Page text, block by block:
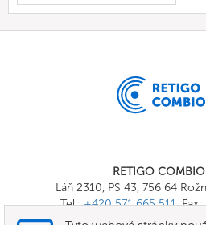
RETIGO
Láň 2310, PS 43, 756 64
Tel.:+420 571 665 511,
E-mail: